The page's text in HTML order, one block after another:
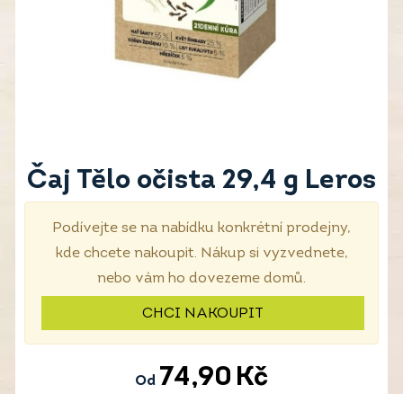
Čaj Tělo očista 29,4 g Leros
Podívejte se na nabídku konkrétní prodejny,
kde chcete nakoupit. Nákup si vyzvednete,
nebo vám ho dovezeme domů.
CHCI NAKOUPIT
Od 74,90 Kč